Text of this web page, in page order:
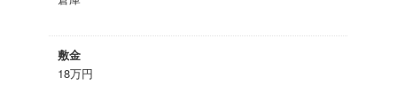
敷金
18万円